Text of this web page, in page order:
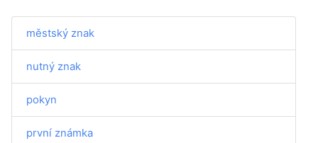
městský znak
nutný znak
pokyn
první známka